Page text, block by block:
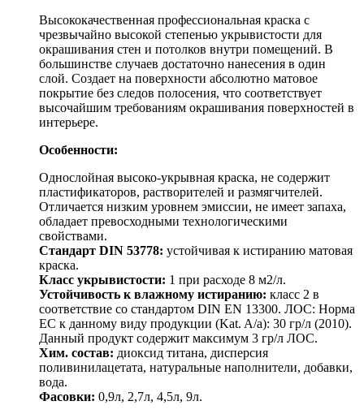
Высококачественная профессиональная краска с
чрезвычайно высокой степенью укрывистости для
окрашивания стен и потолков внутри помещений. В
большинстве случаев достаточно нанесения в один
слой. Создает на поверхности абсолютно матовое
покрытие без следов полосения, что соответствует
высочайшим требованиям окрашивания поверхностей в
интерьере.
Особенности:
Однослойная высоко-укрывная краска, не содержит
пластификаторов, растворителей и размягчителей.
Отличается низким уровнем эмиссии, не имеет запаха,
обладает превосходными технологическими
свойствами.
Стандарт DIN 53778: устойчивая к истиранию матовая
краска.
Класс укрывистости: 1 при расходе 8 м2/л.
Устойчивость к влажному истиранию: класс 2 в
соответствие со стандартом DIN EN 13300. ЛОС: Норма
ЕС к данному виду продукции (Kat. A/а): 30 гр/л (2010).
Данный продукт содержит максимум 3 гр/л ЛОС.
Хим. состав: диоксид титана, дисперсия
поливинилацетата, натуральные наполнители, добавки,
вода.
Фасовки: 0,9л, 2,7л, 4,5л, 9л.